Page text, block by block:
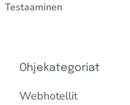
Testaaminen
Ohjekategoriat
Webhotellit